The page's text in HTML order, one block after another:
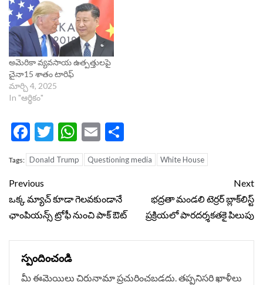
అమెరికా వ్యవసాయ ఉత్పత్తులపై
చైనా15 శాతం టారిఫ్‌
మార్చి 4, 2025
In "ఆర్థికం"
Facebook
Twitter
WhatsApp
Email
Tags: Donald Trump Questioning media White House
Continue
Reading
Previous
ఒక్క మ్యాచ్‌ కూడా గెలవకుండానే
ఛాంపియన్స్ ట్రోఫీ నుంచి పాక్ ఔట్
Next
భద్రతా మండలి టెర్రర్ బ్లాక్‌లిస్ట్
ప్రక్రియలో పారదర్శకతకై పిలుపు
స్పందించండి
మీ ఈమెయిలు చిరునామా ప్రచురించబడదు.తప్పనిసరి ఖాళీలు